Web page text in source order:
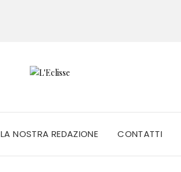
LA NOSTRA REDAZIONE CONTATTI